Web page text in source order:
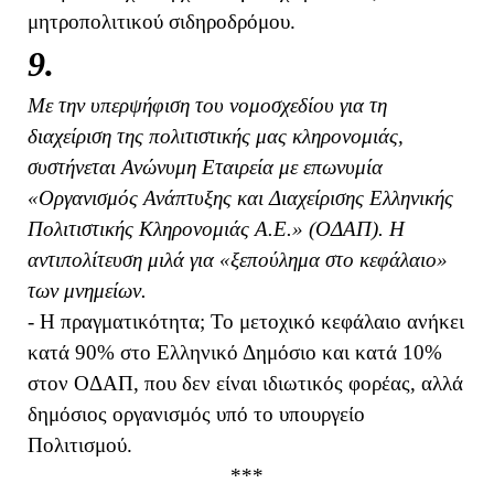
μητροπολιτικού σιδηροδρόμου.
9.
Με την υπερψήφιση του νομοσχεδίου για τη
διαχείριση της πολιτιστικής μας κληρονομιάς,
συστήνεται Ανώνυμη Εταιρεία με επωνυμία
«Οργανισμός Ανάπτυξης και Διαχείρισης Ελληνικής
Πολιτιστικής Κληρονομιάς Α.Ε.» (ΟΔΑΠ). Η
αντιπολίτευση μιλά για «ξεπούλημα στο κεφάλαιο»
των μνημείων.
- Η πραγματικότητα; Το μετοχικό κεφάλαιο ανήκει
κατά 90% στο Ελληνικό Δημόσιο και κατά 10%
στον ΟΔΑΠ, που δεν είναι ιδιωτικός φορέας, αλλά
δημόσιος οργανισμός υπό το υπουργείο
Πολιτισμού.
***